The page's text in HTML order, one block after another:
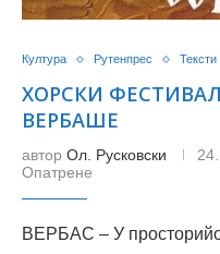
Култура Рутенпрес Тексти
ХОРСКИ
ВЕРБАШЕ
автор Ол. Русковски
Опатрене
ВЕРБАС – У